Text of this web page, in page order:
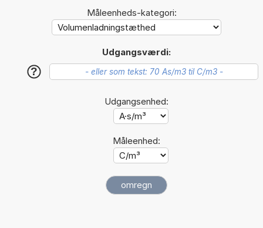
Måleenheds-kategori:
Udgangsværdi:
?
Udgangsenhed:
Måleenhed: